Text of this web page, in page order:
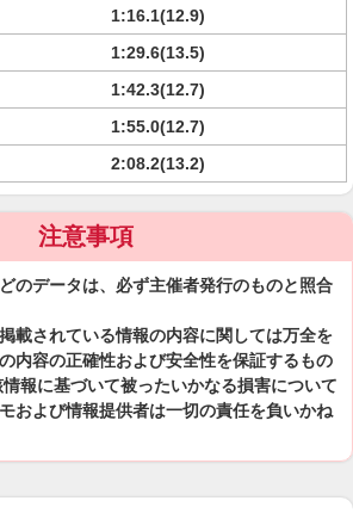
1:16.1(12.9)
1:29.6(13.5)
1:42.3(12.7)
1:55.0(12.7)
2:08.2(13.2)
注意事項
のデータは、必ず主催者発行のものと照合
載されている情報の内容に関しては万全を
内容の正確性および安全性を保証するもの
報に基づいて被ったいかなる損害について
および情報提供者は一切の責任を負いかね